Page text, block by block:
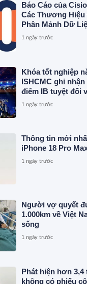
Báo Cáo của
Các Thương
Phân Mảnh Dữ
1 ngày trước
Khóa tốt nghiệp
ISHCMC ghi
điểm IB tuyệt đối
bình toàn khóa đạt
1 ngày trước
Thông tin mới
iPhone 18 Pro
1 ngày trước
Người vợ quyết
1.000km về Việt
sống
1 ngày trước
Phát hiện hơn 3,4
không có phiếu